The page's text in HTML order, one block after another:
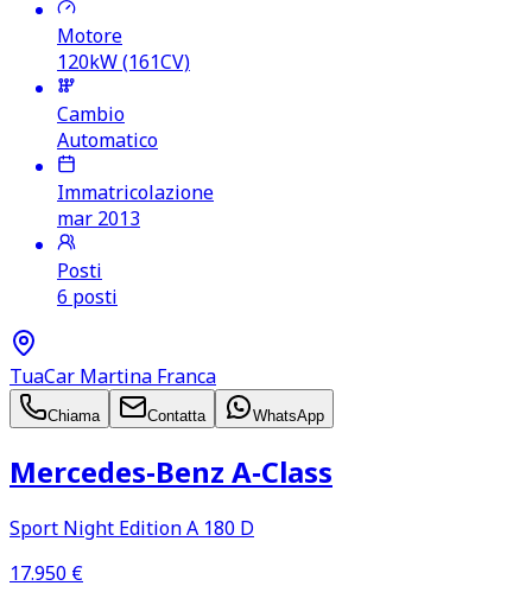
Motore
120kW (161CV)
Cambio
Automatico
Immatricolazione
mar 2013
Posti
6 posti
TuaCar Martina Franca
Chiama Contatta WhatsApp
Mercedes‑Benz A‑Class
Sport Night Edition A 180 D
17.950 €